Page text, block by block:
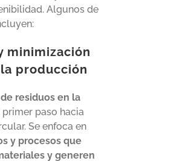
Algunos de
minimización
producción
residuos en la
primer paso hacia
Se enfoca en
y procesos que
y generen